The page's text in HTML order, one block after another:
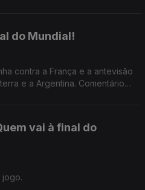
do Mundial!
contra a França e a antevisão
e a Argentina. Comentário
vai à final do
jogo.